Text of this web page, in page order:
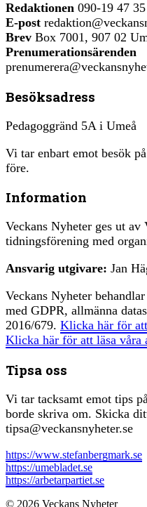
Redaktionen 090-19 47 35
E-post
Brev Box 7001, 907 02
Prenumerationsärenden
Besöksadress
Pedagoggränd 5A i Umeå
Vi tar enbart emot besök
före.
Information
Veckans Nyheter ges ut av
tidningsförening med
Ansvarig utgivare: Jan
Veckans Nyheter
med GDPR, allmänna
2016/679. Klicka här för
Klicka här för att läsa
Tipsa oss
Vi tar tacksamt emot tips
borde skriva om. Skicka
tipsa@veckansnyheter.se
https://www.stefanbergmark.se
https://umebladet.se
https://arbetarpartiet.se
© 2026 Veckans Nyheter